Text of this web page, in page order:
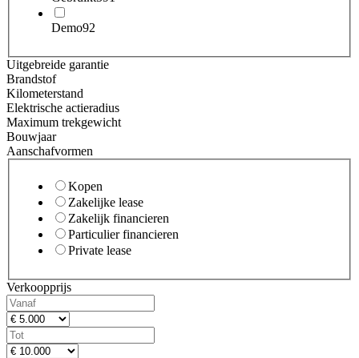
Demo92
Uitgebreide garantie
Brandstof
Kilometerstand
Elektrische actieradius
Maximum trekgewicht
Bouwjaar
Aanschafvormen
Kopen
Zakelijke lease
Zakelijk financieren
Particulier financieren
Private lease
Verkoopprijs